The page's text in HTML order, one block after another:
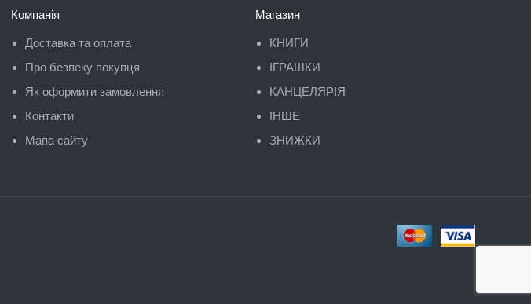
Компанія
Доставка та оплата
Про безпеку покупця
Як оформити замовлення
Контакти
Мапа сайту
Магазин
КНИГИ
ІГРАШКИ
КАНЦЕЛЯРІЯ
ІНШЕ
ЗНИЖКИ